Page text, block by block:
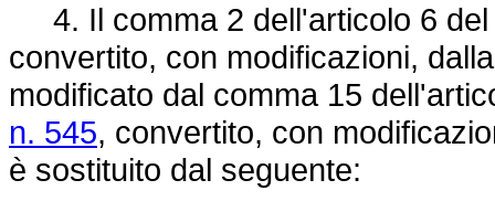
4. Il comma 2 dell'articolo 6
convertito, con modificazioni,
modificato dal comma 15
n. 545, convertito, con
è sostituito dal seguente: